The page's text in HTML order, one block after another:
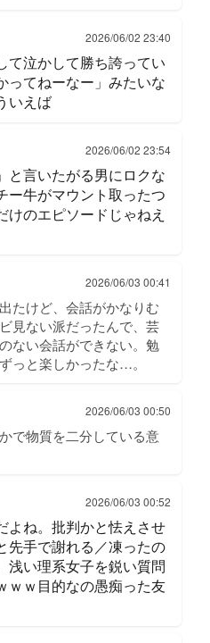
2026/06/02 23:40
て泣かして勝ち誇ってい
ってねーなー」みたいな
いえば
2026/06/02 23:54
と言いたがる男にロクな
ー牛がマウント取ったつ
けのエピソードじゃねえ
2026/06/03 00:41
たけど、会話がかなりむ
見ない派だったんで、芸
ない会話ができない。勉
っと楽しかったな…。
2026/06/03 00:50
で物質を二分している意
2026/06/03 00:52
よね。批判かと怯えさせ
先手で謝れる／凍ったの
浅い理系女子を鋭い質問
ｗｗ目的なの愚痴った友